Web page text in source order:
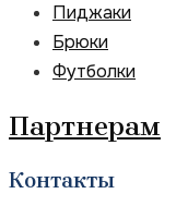
Пиджаки
Брюки
Футболки
Партнерам
Контакты